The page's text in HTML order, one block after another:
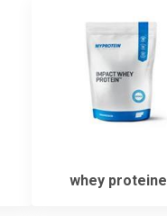
whey proteine